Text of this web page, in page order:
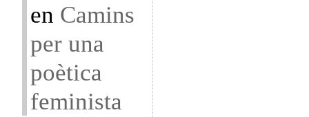
en Camins
per una
poètica
feminista